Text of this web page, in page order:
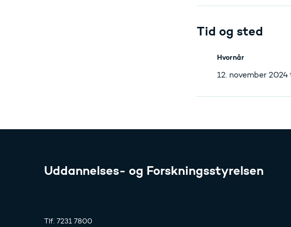
Tid og sted
Hvornår
12. november
Uddannelses- og Forskningsstyrelsen
Tlf. 7231 7800